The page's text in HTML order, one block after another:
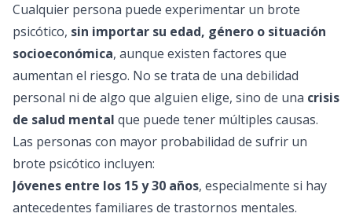
Cualquier persona puede experimentar un brote
psicótico, sin importar su edad, género o situación
socioeconómica, aunque existen factores que
aumentan el riesgo. No se trata de una debilidad
personal ni de algo que alguien elige, sino de una crisis
de salud mental que puede tener múltiples causas.
Las personas con mayor probabilidad de sufrir un
brote psicótico incluyen:
Jóvenes entre los 15 y 30 años, especialmente si hay
antecedentes familiares de trastornos mentales.